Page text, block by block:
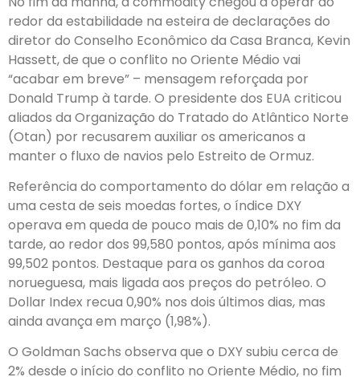
redor da estabilidade na esteira de declarações do
diretor do Conselho Econômico da Casa Branca, Kevin
Hassett, de que o conflito no Oriente Médio vai
“acabar em breve” – mensagem reforçada por
Donald Trump à tarde. O presidente dos EUA criticou
aliados da Organização do Tratado do Atlântico Norte
(Otan) por recusarem auxiliar os americanos a
manter o fluxo de navios pelo Estreito de Ormuz.
Referência do comportamento do dólar em relação a
uma cesta de seis moedas fortes, o índice DXY
operava em queda de pouco mais de 0,10% no fim da
tarde, ao redor dos 99,580 pontos, após mínima aos
99,502 pontos. Destaque para os ganhos da coroa
norueguesa, mais ligada aos preços do petróleo. O
Dollar Index recua 0,90% nos dois últimos dias, mas
ainda avança em março (1,98%).
O Goldman Sachs observa que o DXY subiu cerca de
2% desde o início do conflito no Oriente Médio, no fim